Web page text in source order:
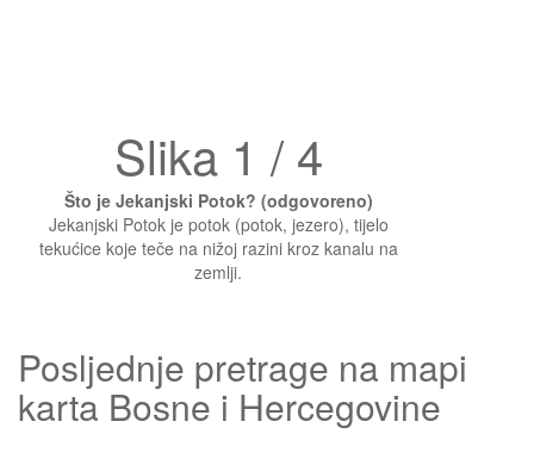
Slika 1 / 4
Što je Jekanjski Potok? (odgovoreno)
Jekanjski Potok je potok (potok, jezero), tijelo
tekućice koje teče na nižoj razini kroz kanalu na
zemlji.
Posljednje pretrage na mapi
karta Bosne i Hercegovine